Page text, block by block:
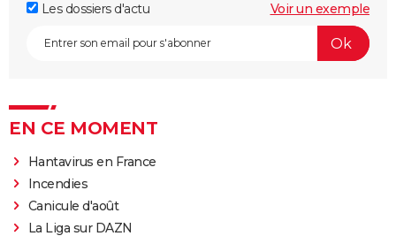
Les dossiers d'actu
Voir un exemple
EN CE MOMENT
Hantavirus en France
Incendies
Canicule d'août
La Liga sur DAZN